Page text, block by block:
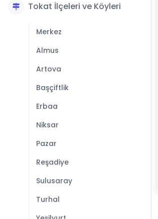
Tokat İlçeleri ve Köyleri
Merkez
Almus
Artova
Başçiftlik
Erbaa
Niksar
Pazar
Reşadiye
Sulusaray
Turhal